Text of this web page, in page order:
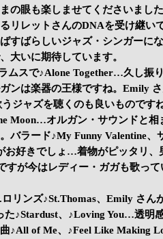
の眼も楽しませてくださいまし
リレットさんのDNAを受け継い
すばらしいジャズ・シンガーに
大いに期待しています。
ムスで♪Alone Together…久し振
ンは楽器の王様ですね。Emily
ジャズを聴くのも良いものです
Moon…オルガン・サウンドと相
バラード♪My Funny Valentine、
お好きでしょ…着物がピッタリ、
すが今はレディー・ガガも歌っ
リンズ♪St.Thomas、Emily さん
た♪Stardust、♪Loving You…透明
♪All of Me、♪Feel Like Making